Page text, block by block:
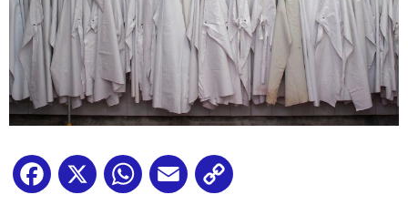
Facebook
X WhatsApp
Email